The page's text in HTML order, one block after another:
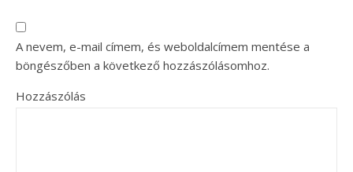
A nevem, e-mail címem, és weboldalcímem mentése a
böngészőben a következő hozzászólásomhoz.
Hozzászólás